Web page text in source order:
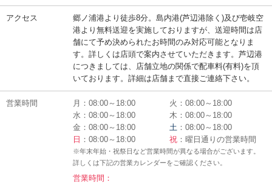
アクセス
郷ノ浦港より徒歩8分。島内港(芦辺港除く)及び壱岐空
港より無料送迎を実施しておりますが、送迎時間は店
舗にて予め決められたお時間のみ対応可能となりま
す。詳しくは店頭で案内させていただきます。芦辺港
につきましては、店舗立地の関係で配車料(有料)を頂
いております。詳細は店舗まで直接ご連絡下さい。
営業時間 月：08:00～18:00
火：08:00～18:00
水：08:00～18:00
木：08:00～18:00
金：08:00～18:00
土 ：08:00～18:00
日 ：08:00～18:00 祝 ：曜日通りの営業時間
※年末年始・祝祭日など営業時間が異なる場合がございます。
詳しくは下記の営業カレンダーをご確認ください。
営業時間：